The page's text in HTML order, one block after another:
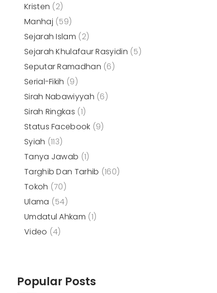
Kristen (2)
Manhaj (59)
Sejarah Islam (2)
Sejarah Khulafaur Rasyidin (5)
Seputar Ramadhan (6)
Serial-Fikih (9)
Sirah Nabawiyyah (6)
Sirah Ringkas (1)
Status Facebook (9)
Syiah (113)
Tanya Jawab (1)
Targhib Dan Tarhib (160)
Tokoh (70)
Ulama (54)
Umdatul Ahkam (1)
Video (4)
Popular Posts